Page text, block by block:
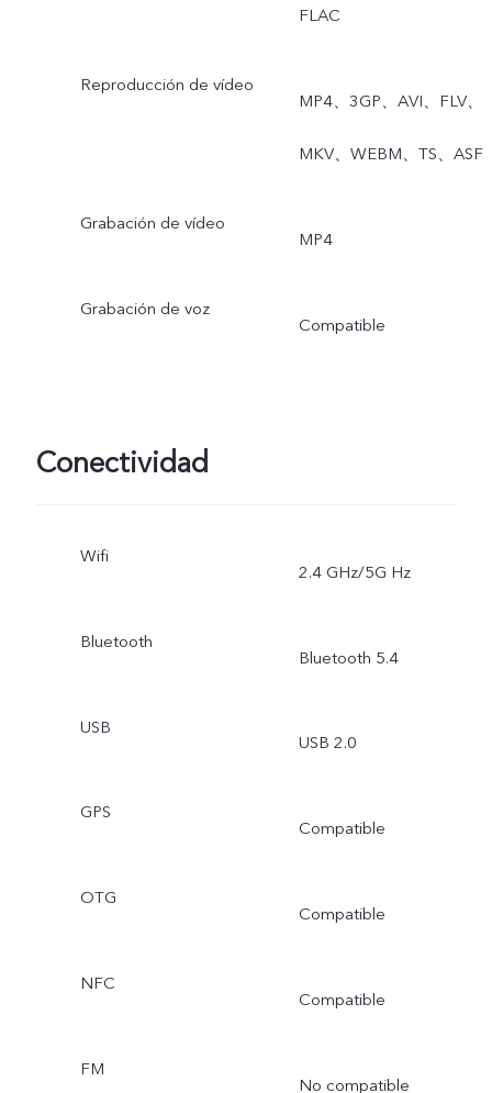
FLAC
Reproducción de vídeo
MP4、3GP、AVI、FLV、
MKV、WEBM、TS、ASF
Grabación de vídeo
MP4
Grabación de voz
Compatible
Conectividad
Wifi
2.4 GHz/5G Hz
Bluetooth
Bluetooth 5.4
USB
USB 2.0
GPS
Compatible
OTG
Compatible
NFC
Compatible
FM
No compatible